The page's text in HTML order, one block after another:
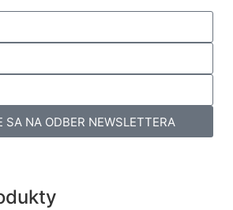
SA NA ODBER NEWSLETTERA